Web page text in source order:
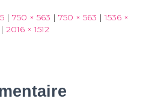
| 750 × 563 | 750 × 563 | 1536 ×
| 2016 × 1512